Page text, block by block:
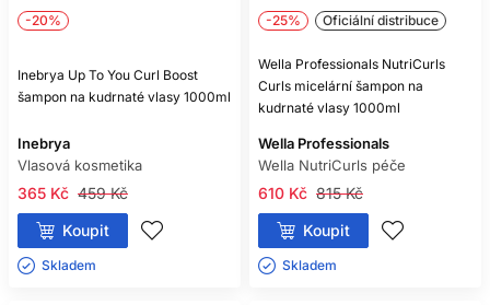
-20%
Inebrya Up To You Curl Boost
šampon na kudrnaté vlasy 1000ml
Inebrya
Vlasová kosmetika
459 Kč
365 Kč
Koupit
Skladem ㅤ
-25% Oficiální distribuce
Wella Professionals NutriCurls
Curls micelární šampon na
kudrnaté vlasy 1000ml
Wella Professionals
Wella NutriCurls péče
815 Kč
610 Kč
Koupit
Skladem ㅤ